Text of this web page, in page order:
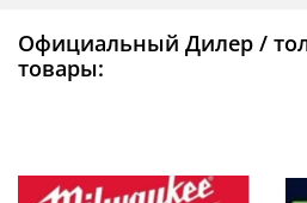
Официальный Дилер /
товары: